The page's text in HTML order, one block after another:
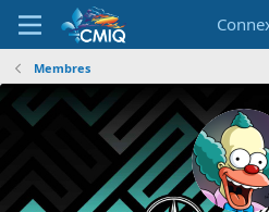
Membres